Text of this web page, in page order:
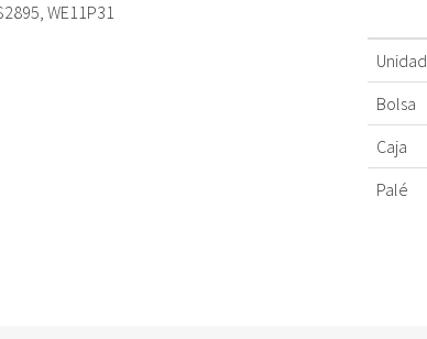
WE11P31
Unidad
Bolsa
Caja
Palé